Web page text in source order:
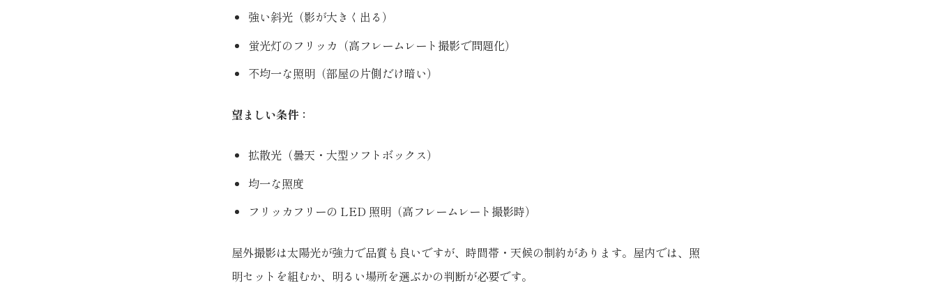
強い斜光（影が大きく出る）
蛍光灯のフリッカ（高フレームレート撮影で問題化）
不均一な照明（部屋の片側だけ暗い）
望ましい条件：
拡散光（曇天・大型ソフトボックス）
均一な照度
フリッカフリーの LED 照明（高フレームレート撮影時）
屋外撮影は太陽光が強力で品質も良いですが、時間帯・天候の制約があります。屋内では、照
明セットを組むか、明るい場所を選ぶかの判断が必要です。